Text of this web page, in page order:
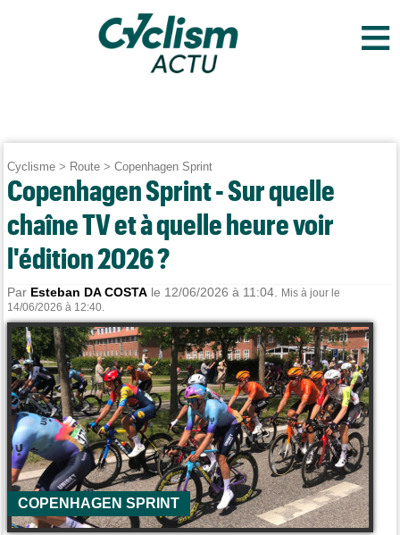
≡
Cyclisme > Route >Copenhagen Sprint
Copenhagen Sprint - Sur quelle
chaîne TV et à quelle heure voir
l'édition 2026 ?
Par Esteban DA COSTA le 12/06/2026 à 11:04.
Mis à jour le
14/06/2026 à 12:40.
COPENHAGEN SPRINT